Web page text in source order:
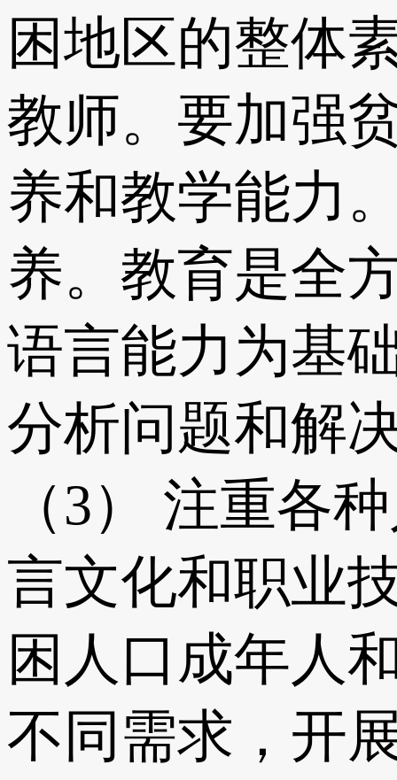
困地区的整体
教师。要加强
养和教学能力
养。教育是全
语言能力为基
分析问题和解
（3） 注重各
言文化和职业
困人口成年人
不同需求，开